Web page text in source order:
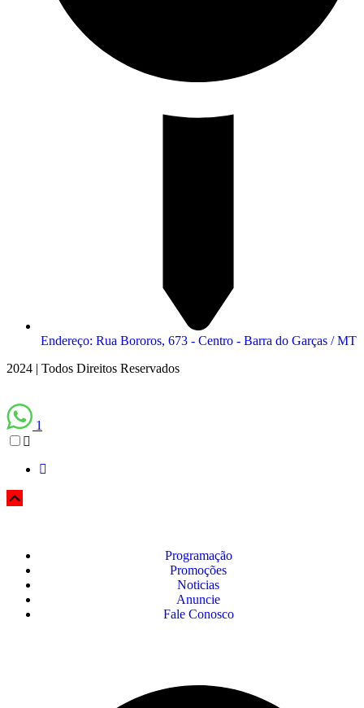
Endereço: Rua Bororos, 673 - Centro - Barra do Garças / MT
2024 | Todos Direitos Reservados
1
Programação
Promoções
Noticias
Anuncie
Fale Conosco